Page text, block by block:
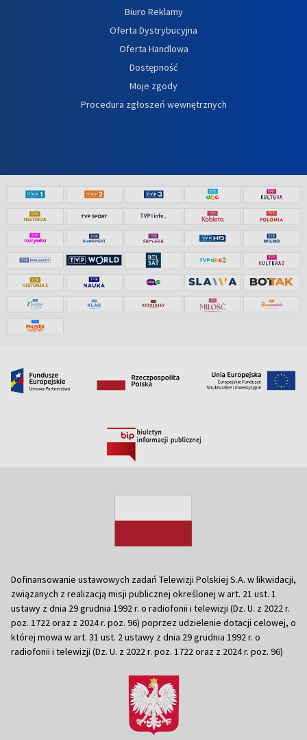
Biuro Reklamy
Oferta Dystrybucyjna
Oferta Handlowa
Dostępność
Moje zgody
Procedura zgłoszeń wewnętrznych
Dofinansowanie ustawowych zadań Telewizji Polskiej S.A. w likwidacji,
związanych z realizacją misji publicznej określonej w art. 21 ust. 1
ustawy z dnia 29 grudnia 1992 r. o radiofonii i telewizji (Dz. U. z 2022 r.
poz. 1722 oraz z 2024 r. poz. 96) poprzez udzielenie dotacji celowej, o
której mowa w art. 31 ust. 2 ustawy z dnia 29 grudnia 1992 r. o
radiofonii i telewizji (Dz. U. z 2022 r. poz. 1722 oraz z 2024 r. poz. 96)